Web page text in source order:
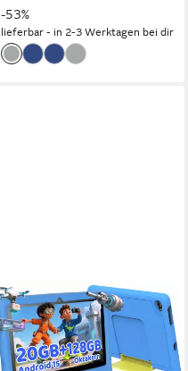
-53%
lieferbar - in 2-3 Werktagen bei dir
BUFO
10 Zoll 3GB RAM, 128GB,
1280x800 HD Display, Wi-FI
6, 5000mAh, Kinder Tablet